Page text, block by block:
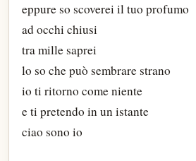
eppure so scoverei il tuo profumo
ad occhi chiusi
tra mille saprei
lo so che può sembrare strano
io ti ritorno come niente
e ti pretendo in un istante
ciao sono io